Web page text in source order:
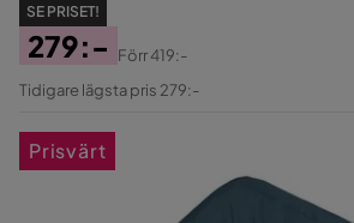
SE PRISET!
Pris
279:-
Original
Förr419:-
Tidigare lägsta pris 279:-
Prisvärt